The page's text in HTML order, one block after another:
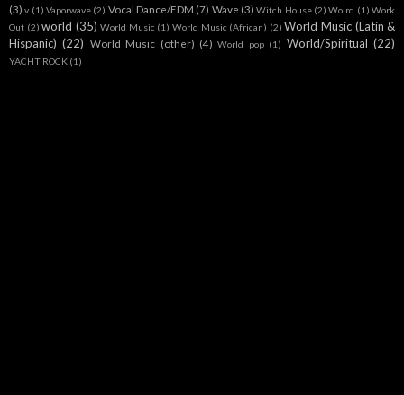
(3) v (1) Vaporwave (2) Vocal Dance/EDM (7) Wave (3) Witch House (2) Wolrd (1) Work
Out (2) world (35) World Music (1) World Music (African) (2) World Music (Latin &
Hispanic) (22) World Music (other) (4) World pop (1) World/Spiritual (22)
YACHT ROCK (1)